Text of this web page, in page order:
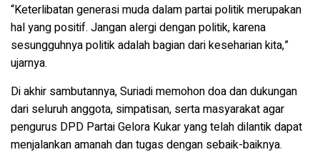
“Keterlibatan generasi muda dalam partai politik merupakan
hal yang positif. Jangan alergi dengan politik, karena
sesungguhnya politik adalah bagian dari keseharian kita,”
ujarnya.
Di akhir sambutannya, Suriadi memohon doa dan dukungan
dari seluruh anggota, simpatisan, serta masyarakat agar
pengurus DPD Partai Gelora Kukar yang telah dilantik dapat
menjalankan amanah dan tugas dengan sebaik-baiknya.